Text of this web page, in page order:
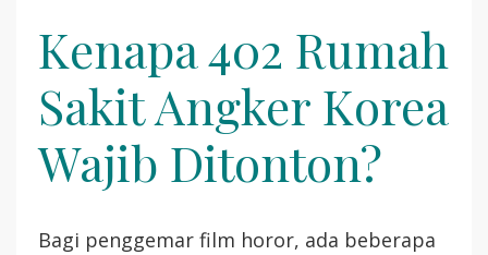
Kenapa 402 Rumah
Sakit Angker Korea
Wajib Ditonton?
Bagi penggemar film horor, ada beberapa